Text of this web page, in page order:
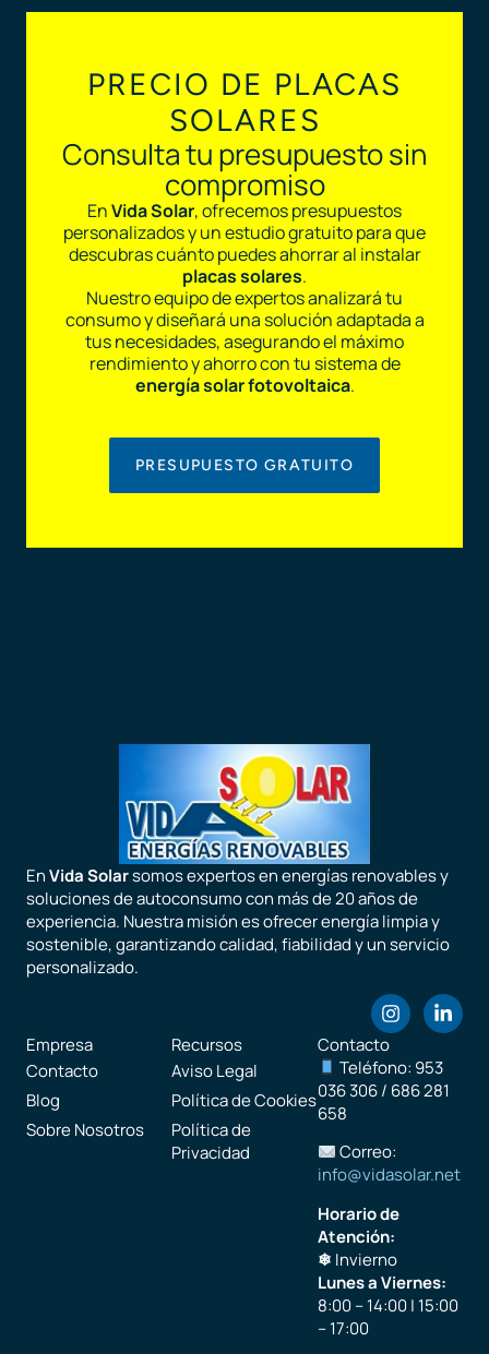
PRECIO DE PLACAS
SOLARES
Consulta tu presupuesto sin
compromiso
EnVida Solar, ofrecemos presupuestos
personalizados y un estudio gratuito para que
descubras cuánto puedes ahorrar al instalar
placas solares.
Nuestro equipo de expertos analizará tu
consumo y diseñará una solución adaptada a
tus necesidades, asegurando el máximo
rendimiento y ahorro con tu sistema de
energía solar fotovoltaica.
PRESUPUESTO GRATUITO
EnVida Solarsomos expertos en energías renovables y
soluciones de autoconsumo con más de 20 años de
experiencia. Nuestra misión es ofrecer energía limpia y
sostenible, garantizando calidad, fiabilidad y un servicio
personalizado.
Empresa
Contacto
Blog
Sobre Nosotros
Recursos
Aviso Legal
Política de Cookies
Política de
Privacidad
Contacto
Teléfono: 953
036 306 / 686 281
658
Correo:
info@vidasolar.net
Horario de
Atención:
❄ Invierno
Lunes a Viernes:
8:00 – 14:00 | 15:00
– 17:00